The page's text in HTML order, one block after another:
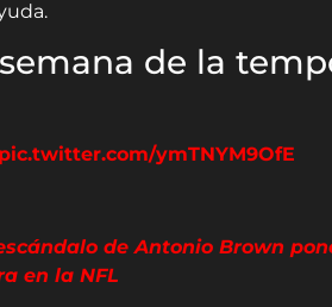
de la
pic.twitter.com/ymTNYM9OfE
de Antonio Brown
en la NFL